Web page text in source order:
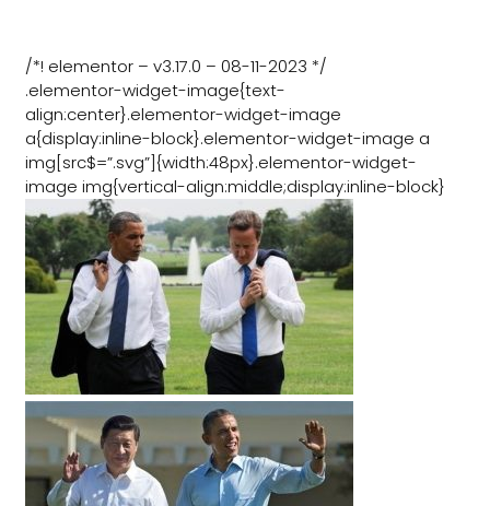
/*! elementor – v3.17.0 – 08-11-2023 */
.elementor-widget-image{text-
align:center}.elementor-widget-image
a{display:inline-block}.elementor-widget-image a
img[src$=”.svg”]{width:48px}.elementor-widget-
image img{vertical-align:middle;display:inline-block}